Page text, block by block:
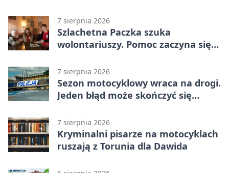
7 sierpnia 2026
Szlachetna Paczka szuka
wolontariuszy. Pomoc zaczyna się
7 sierpnia 2026
Sezon motocyklowy wraca na drogi.
Jeden błąd może skończyć się
7 sierpnia 2026
Kryminalni pisarze na motocyklach
ruszają z Torunia dla Dawida